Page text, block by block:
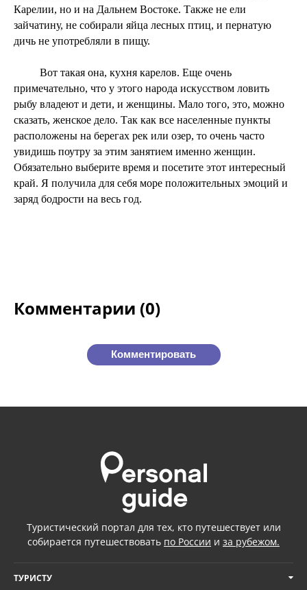
Карелии, но и на Дальнем Востоке. Также не ели
зайчатину, не собирали яйца лесных птиц, и пернатую
дичь не употребляли в пищу.
Вот такая она, кухня карелов. Еще очень
примечательно, что у этого народа искусством ловить
рыбу владеют и дети, и женщины. Мало того, это, можно
сказать, женское дело. Так как все населенные пункты
расположены на берегах рек или озер, то очень часто
увидишь поутру за этим занятием именно женщин.
Обязательно выберите время и посетите этот интересный
край. Я получила для себя море положительных эмоций и
заряд бодрости на весь год.
Комментарии (0)
Комментировать
Туристический портал для тех, кто путешествует или
собирается путешествовать по России и за рубежом.
ТУРИСТУ